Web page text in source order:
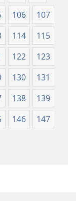
106
107
114
115
122
123
130
131
138
139
146
147